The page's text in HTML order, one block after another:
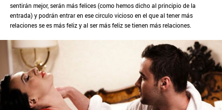
sentirán mejor, serán más felices (como hemos dicho al principio de la
entrada) y podrán entrar en ese circulo vicioso en el que al tener más
relaciones se es más feliz y al ser más feliz se tienen más relaciones.